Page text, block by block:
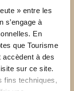
» entre les
s’engage à
En
que Tourisme
à des
sur ce site.
fins techniques,